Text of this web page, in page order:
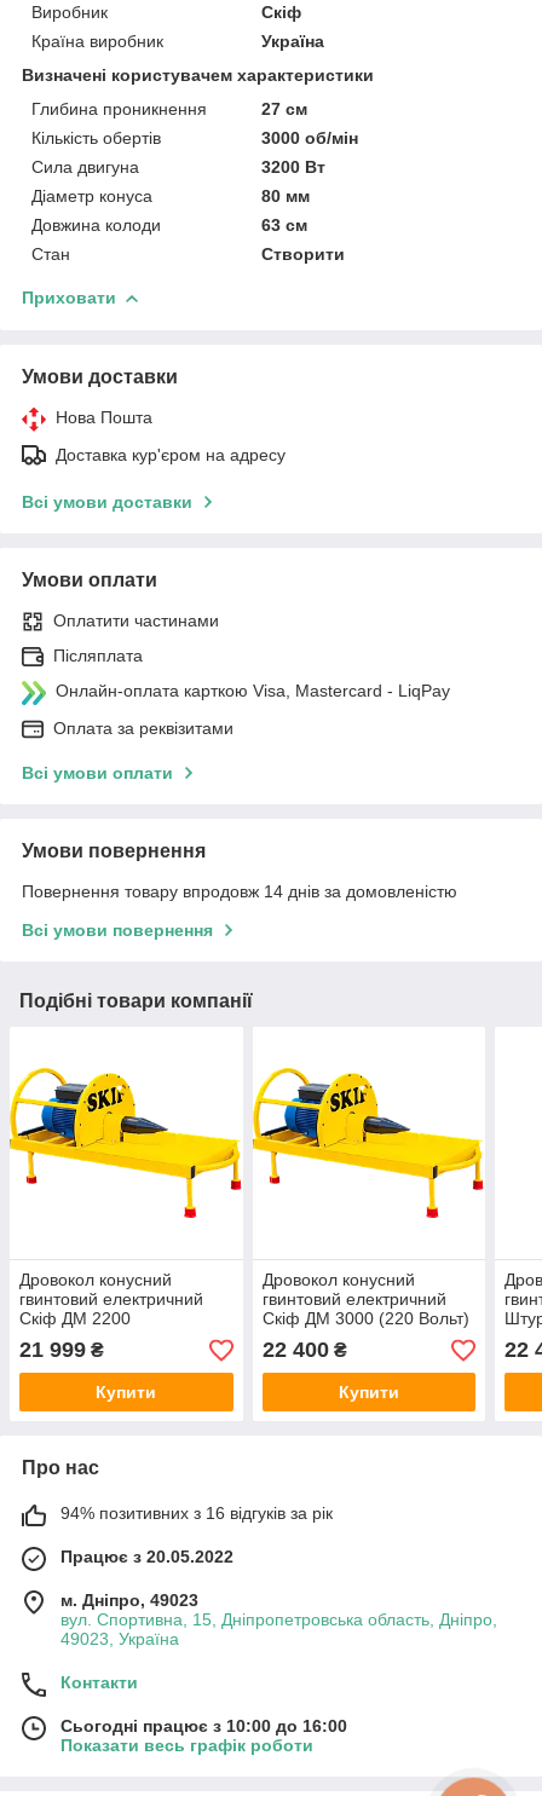
Виробник
Скіф
Країна виробник
Україна
Визначені користувачем характеристики
Глибина проникнення
27 см
Кількість обертів
3000 об/мін
Сила двигуна
3200 Вт
Діаметр конуса
80 мм
Довжина колоди
63 см
Стан
Створити
Приховати
Умови доставки
Нова Пошта
Доставка кур'єром на адресу
Всі умови доставки
Умови оплати
Оплатити частинами
Післяплата
Онлайн-оплата карткою Visa, Mastercard - LiqPay
Оплата за реквізитами
Всі умови оплати
Умови повернення
Повернення товару впродовж 14 днів за домовленістю
Всі умови повернення
Подібні товари компанії
Дровокол конусний
гвинтовий електричний
Скіф ДМ 2200
21 999 ₴
Купити
Дровокол конусний
гвинтовий електричний
Скіф ДМ 3000 (220 Вольт)
22 400₴
Купити
22
Про нас
94% позитивних з 16 відгуків за рік
Працює з 20.05.2022
м. Дніпро, 49023
вул. Спортивна, 15, Дніпропетровська область, Дніпро,
49023, Україна
Контакти
Сьогодні працює з 10:00 до 16:00
Показати весь графік роботи